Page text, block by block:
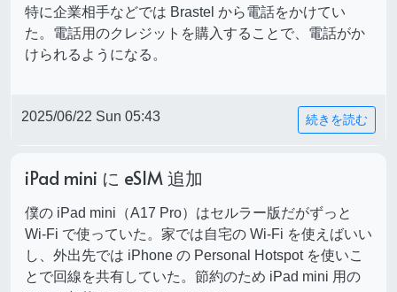
特に企業相手などでは Brastel から電話をかけてい
た。電話用のクレジットを購入することで、電話がか
けられるようになる。
2025/06/22 Sun 05:43 続きを読む
iPad mini に eSIM 追加
僕の iPad mini（A17 Pro）はセルラー版だがずっと
Wi-Fi で使っていた。家では自宅の Wi-Fi を使えばいい
し、外出先では iPhone の Personal Hotspot を使いこ
とで回線を共有していた。節約のため iPad mini 用の